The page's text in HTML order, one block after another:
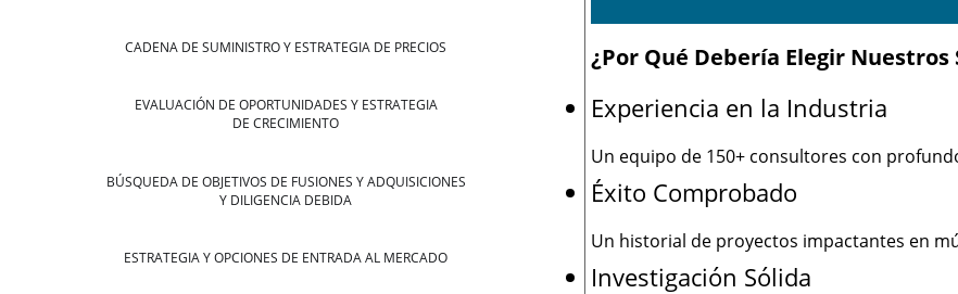
CADENA DE SUMINISTRO Y ESTRATEGIA DE PRECIOS
EVALUACIÓN DE OPORTUNIDADES Y ESTRATEGIA
DE CRECIMIENTO
BÚSQUEDA DE OBJETIVOS DE FUSIONES Y ADQUISICIONES
Y DILIGENCIA DEBIDA
ESTRATEGIA Y OPCIONES DE ENTRADA AL MERCADO
¿Por Qué Debería Elegir
Experiencia en la Industria
Un equipo de 150+ consultores con
Éxito Comprobado
Un historial de proyectos impactantes en
Investigación Sólida